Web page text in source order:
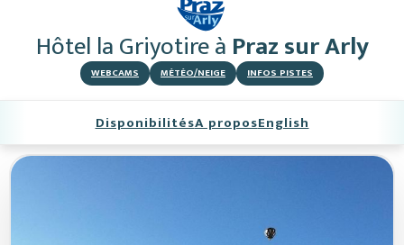
Hôtel la Griyotireà Praz sur Arly
WEBCAMS MÉTÉO/NEIGE INFOS PISTES
Skier
DisponibilitésA proposEnglish